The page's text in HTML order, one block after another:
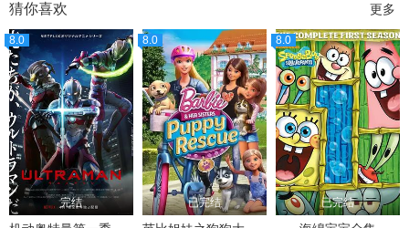
猜你喜欢 更多
8.0
完结
8.0
已完结
8.0
已完结